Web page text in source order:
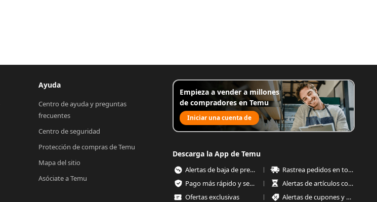
Ayuda
Centro de ayuda y preguntas
frecuentes
Centro de seguridad
Protección de compras de Temu
Mapa del sitio
Asóciate a Temu
Empieza a vender a millones
de compradores en Temu
Iniciar una cuenta de
venta
Descarga la App de Temu
Alertas de baja de precios
Rastrea pedidos en todo momento
Pago más rápido y seguro
Alertas de artículos con poco stock
Ofertas exclusivas
Alertas de cupones y ofertas